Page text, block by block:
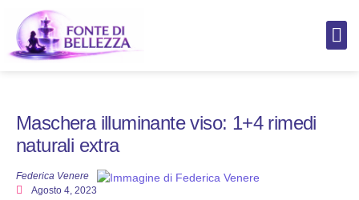
Maschera illuminante viso: 1+4 rimedi
naturali extra
Federica Venere
Agosto 4, 2023